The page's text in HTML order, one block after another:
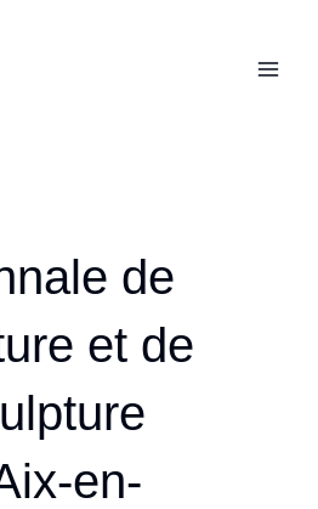
de
et de
en-